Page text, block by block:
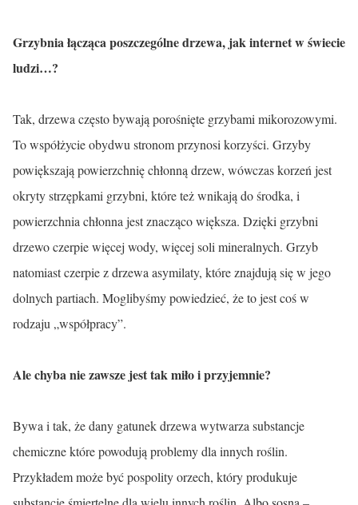
Grzybnia łącząca poszczególne drzewa, jak internet w świecie
ludzi…?
Tak, drzewa często bywają porośnięte grzybami mikorozowymi.
To współżycie obydwu stronom przynosi korzyści. Grzyby
powiększają powierzchnię chłonną drzew, wówczas korzeń jest
okryty strzępkami grzybni, które też wnikają do środka, i
powierzchnia chłonna jest znacząco większa. Dzięki grzybni
drzewo czerpie więcej wody, więcej soli mineralnych. Grzyb
natomiast czerpie z drzewa asymilaty, które znajdują się w jego
dolnych partiach. Moglibyśmy powiedzieć, że to jest coś w
rodzaju „współpracy”.
Ale chyba nie zawsze jest tak miło i przyjemnie?
Bywa i tak, że dany gatunek drzewa wytwarza substancje
chemiczne które powodują problemy dla innych roślin.
Przykładem może być pospolity orzech, który produkuje